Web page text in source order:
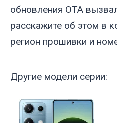
обновления OTA
расскажите об этом в
регион прошивки и
Другие модели серии: